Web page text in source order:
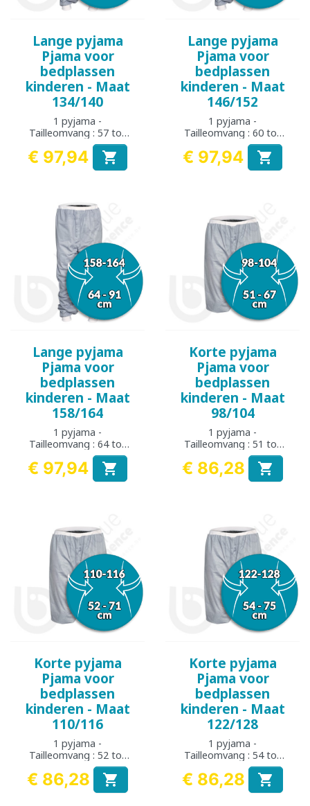
Lange pyjama
Pjama voor
bedplassen
kinderen - Maat
134/140
1 pyjama -
Tailleomvang : 57 tot
Prijs
€ 97,94 
Lange pyjama
Pjama voor
bedplassen
kinderen - Maat
146/152
1 pyjama -
Tailleomvang : 60 tot
Prijs
€ 97,94 
Lange pyjama
Pjama voor
bedplassen
kinderen - Maat
158/164
1 pyjama -
Tailleomvang : 64 tot
Prijs
€ 97,94 
Korte pyjama
Pjama voor
bedplassen
kinderen - Maat
98/104
1 pyjama -
Tailleomvang : 51 tot
Prijs
€ 86,28 
Korte pyjama
Pjama voor
bedplassen
kinderen - Maat
110/116
1 pyjama -
Tailleomvang : 52 tot
Prijs
€ 86,28 
Korte pyjama
Pjama voor
bedplassen
kinderen - Maat
122/128
1 pyjama -
Tailleomvang : 54 tot
Prijs
€ 86,28 